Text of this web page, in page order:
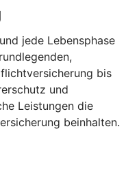
jede Lebensphase
bis
und
Leistungen die
beinhalten.